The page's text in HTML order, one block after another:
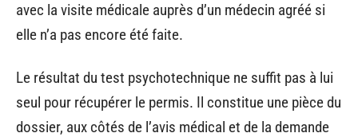
avec la visite médicale auprès d’un médecin agréé si
elle n’a pas encore été faite.
Le résultat du test psychotechnique ne suffit pas à lui
seul pour récupérer le permis. Il constitue une pièce du
dossier, aux côtés de l’avis médical et de la demande